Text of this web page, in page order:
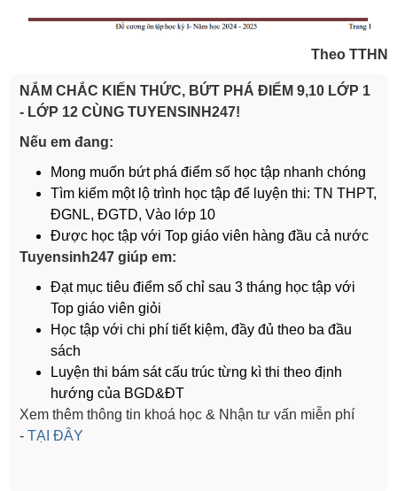
Theo TTHN
NẮM CHẮC KIẾN THỨC, BỨT PHÁ ĐIỂM 9,10 LỚP 1
- LỚP 12 CÙNG TUYENSINH247!
Nếu em đang:
Mong muốn bứt phá điểm số học tập nhanh chóng
Tìm kiếm một lộ trình học tập để luyện thi: TN THPT,
ĐGNL, ĐGTD, Vào lớp 10
Được học tập với Top giáo viên hàng đầu cả nước
Tuyensinh247 giúp em:
Đạt mục tiêu điểm số chỉ sau 3 tháng học tập với
Top giáo viên giỏi
Học tập với chi phí tiết kiệm, đầy đủ theo ba đầu
sách
Luyện thi bám sát cấu trúc từng kì thi theo định
hướng của BGD&ĐT
Xem thêm thông tin khoá học & Nhận tư vấn miễn phí
- TẠI ĐÂY